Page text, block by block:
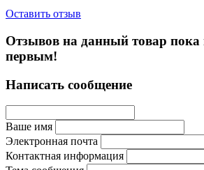
Оставить отзыв
Отзывов на данный товар пока
первым!
Написать сообщение
Ваше имя
Электронная почта
Контактная информация